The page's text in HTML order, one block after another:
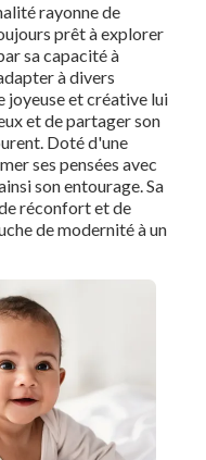
rayonne de
prêt à explorer
sa capacité à
à divers
joyeuse et créative lui
et de partager son
Doté d'une
ses pensées avec
son entourage. Sa
réconfort et de
de modernité à un